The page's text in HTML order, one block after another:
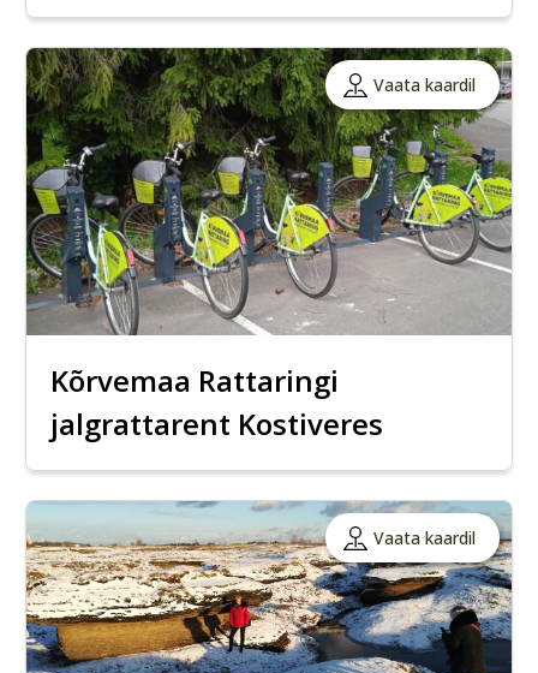
Vaata kaardil
Kõrvemaa Rattaringi
jalgrattarent Kostiveres
Vaata kaardil